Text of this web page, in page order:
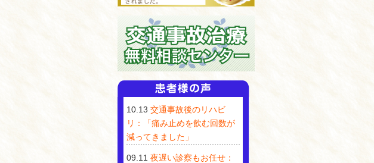
10.13 交通事故後のリハビ
リ：「痛み止めを飲む回数が
減ってきました」
09.11 夜遅い診察もお任せ：